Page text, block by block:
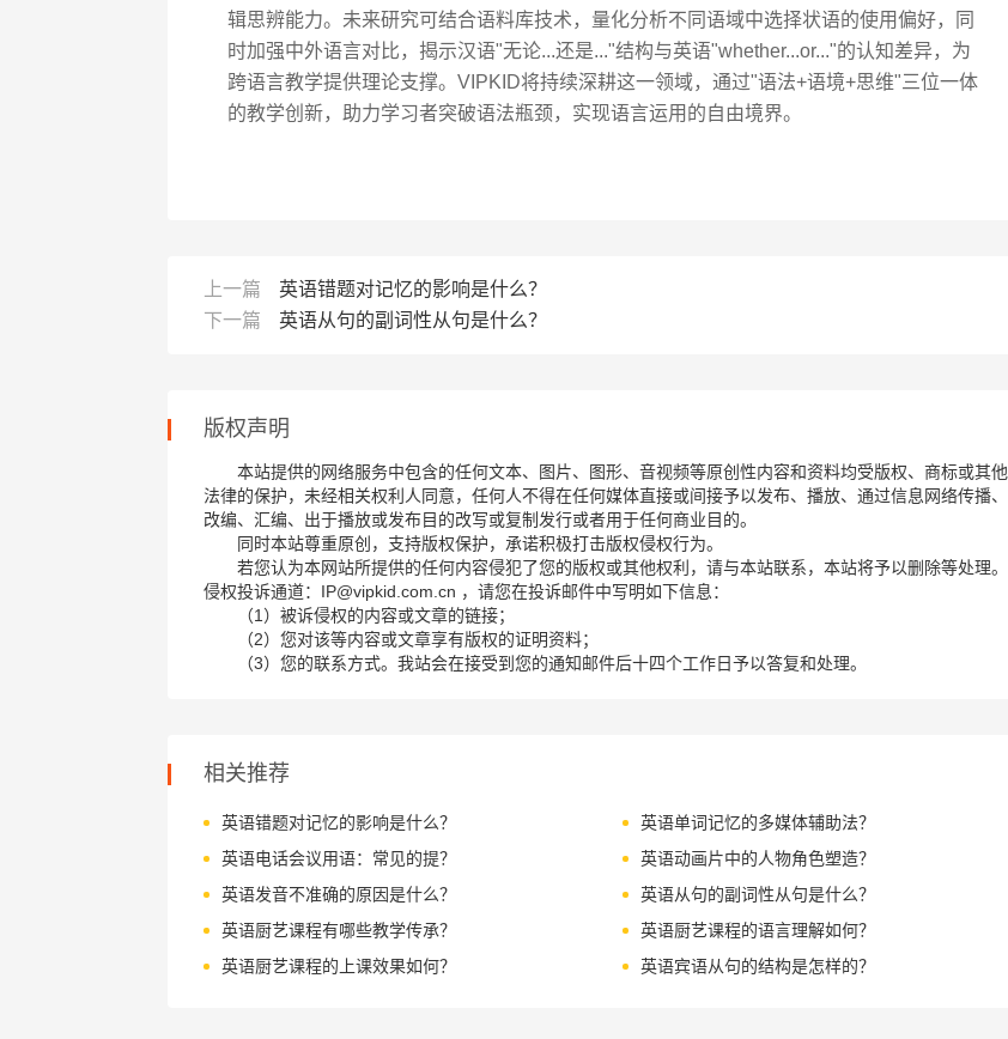
辑思辨能力。未来研究可结合语料库技术，量化分析不同语域中选择状语的使用偏好，同
时加强中外语言对比，揭示汉语"无论...还是..."结构与英语"whether...or..."的认知差异，为
跨语言教学提供理论支撑。VIPKID将持续深耕这一领域，通过"语法+语境+思维"三位一体
的教学创新，助力学习者突破语法瓶颈，实现语言运用的自由境界。
上一篇
英语错题对记忆的影响是什么？
下一篇
英语从句的副词性从句是什么？
版权声明
本站提供的网络服务中包含的任何文本、图片、图形、音视频等原创性内容和资料均受版权、商标或其他
法律的保护，未经相关权利人同意，任何人不得在任何媒体直接或间接予以发布、播放、通过信息网络传播、
改编、汇编、出于播放或发布目的改写或复制发行或者用于任何商业目的。
同时本站尊重原创，支持版权保护，承诺积极打击版权侵权行为。
若您认为本网站所提供的任何内容侵犯了您的版权或其他权利，请与本站联系，本站将予以删除等处理。
侵权投诉通道：IP@vipkid.com.cn ，请您在投诉邮件中写明如下信息：
（1）被诉侵权的内容或文章的链接；
（2）您对该等内容或文章享有版权的证明资料；
（3）您的联系方式。我站会在接受到您的通知邮件后十四个工作日予以答复和处理。
相关推荐
英语错题对记忆的影响是什么？
英语单词记忆的多媒体辅助法？
英语电话会议用语：常见的提？
英语动画片中的人物角色塑造？
英语发音不准确的原因是什么？
英语从句的副词性从句是什么？
英语厨艺课程有哪些教学传承？
英语厨艺课程的语言理解如何？
英语厨艺课程的上课效果如何？
英语宾语从句的结构是怎样的？